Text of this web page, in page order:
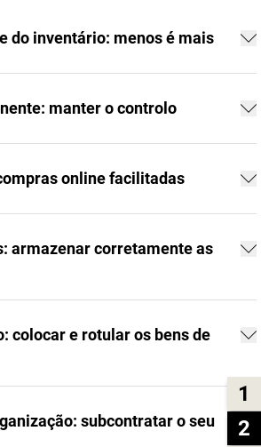
1
2
do inventário: menos é mais
manter o controlo
online facilitadas
armazenar corretamente as
colocar e rotular os bens de
subcontratar o seu